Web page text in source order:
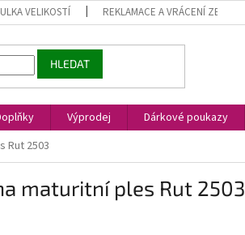
VELIKOSTÍ REKLAMACE A VRÁCENÍ ZBOŽÍ
HLEDAT
Výprodej Dárkové poukazy
Rut 2503
maturitní ples Rut 2503